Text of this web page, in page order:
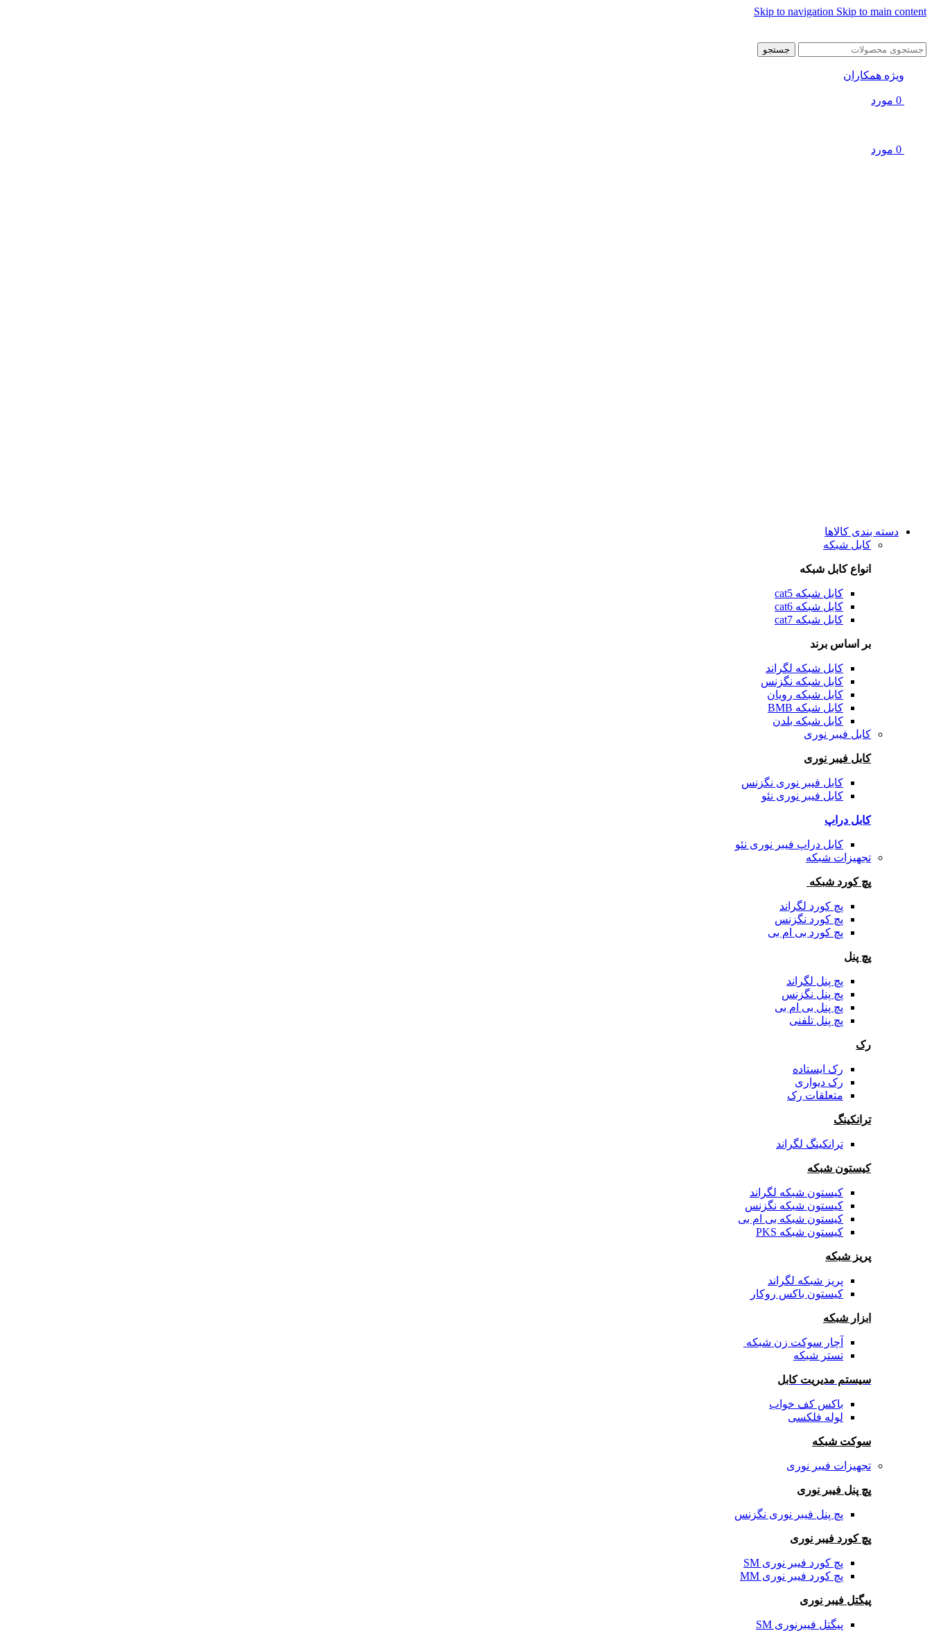
Skip to navigation Skip to main content
جستجو
ویژه همکاران
0 مورد
0 مورد
دسته بندی کالاها
کابل شبکه
انواع کابل شبکه
کابل شبکه cat5
کابل شبکه cat6
کابل شبکه cat7
بر اساس برند
کابل شبکه لگراند
کابل شبکه نگزنس
کابل شبکه رویان
کابل شبکه BMB
کابل شبکه بلدن
کابل فیبر نوری
کابل فیبر نوری
کابل فیبر نوری نگزنس
کابل فیبر نوری نئو
کابل دراپ
کابل دراپ فیبر نوری نئو
تجهیزات شبکه
پچ کورد شبکه
پچ کورد لگراند
پچ کورد نگزنس
پچ کورد بی ام بی
پچ پنل
پچ پنل لگراند
پچ پنل نگزنس
پچ پنل بی ام بی
پچ پنل تلفنی
رک
رک ایستاده
رک دیواری
متعلقات رک
ترانکینگ
ترانکینگ لگراند
کیستون شبکه
کیستون شبکه لگراند
کیستون شبکه نگزنس
کیستون شبکه بی ام بی
کیستون شبکه PKS
پریز شبکه
پریز شبکه لگراند
کیستون باکس روکار
ابزار شبکه
آچار سوکت زن شبکه
تستر شبکه
سیستم مدیریت کابل
باکس کف خواب
لوله فلکسی
سوکت شبکه
تجهیزات فیبر نوری
پچ پنل فیبر نوری
پچ پنل فیبر نوری نگزنس
پچ کورد فیبر نوری
پچ کورد فیبر نوری SM
پچ کورد فیبر نوری MM
پیگتل فیبر نوری
پیگتل فیبرنوری SM